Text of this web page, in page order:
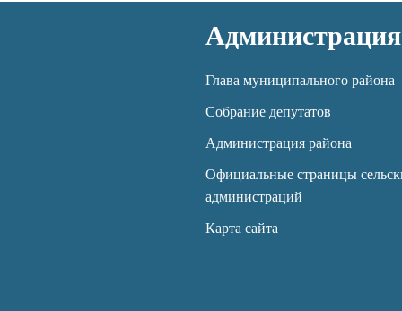
Администрация
Глава муниципального района
Собрание депутатов
Администрация района
Официальные страницы
администраций
Карта сайта